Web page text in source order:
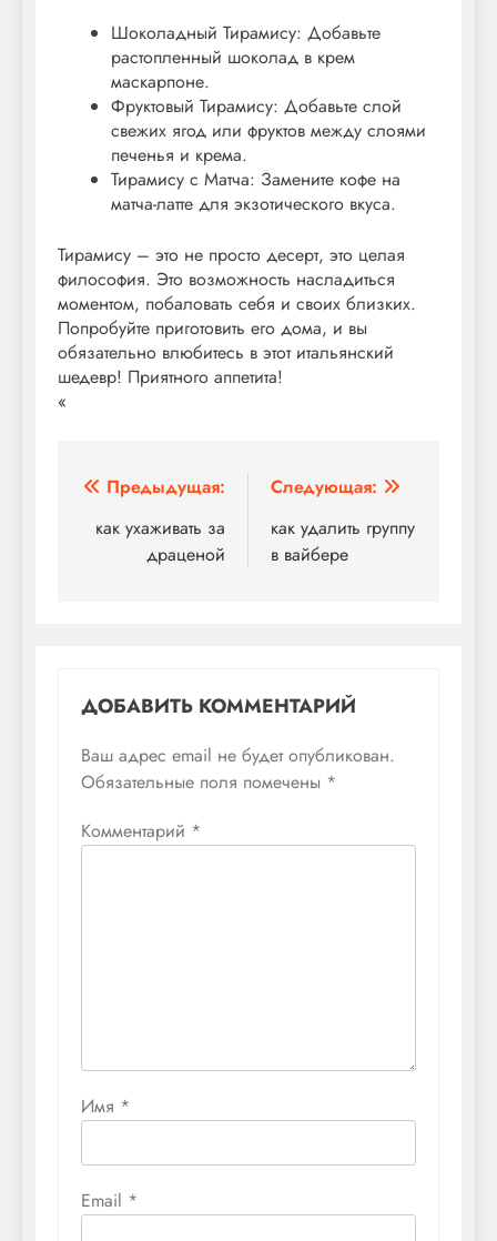
Шоколадный Тирамису: Добавьте
растопленный шоколад в крем
маскарпоне.
Фруктовый Тирамису: Добавьте слой
свежих ягод или фруктов между слоями
печенья и крема.
Тирамису с Матча: Замените кофе на
матча-латте для экзотического вкуса.
Тирамису – это не просто десерт, это целая
философия. Это возможность насладиться
моментом, побаловать себя и своих близких.
Попробуйте приготовить его дома, и вы
обязательно влюбитесь в этот итальянский
шедевр! Приятного аппетита!
«
Навигация
по
записям
Предыдущая:
как ухаживать за
драценой
Следующая:
как удалить группу
в вайбере
ДОБАВИТЬ КОММЕНТАРИЙ
Ваш адрес email не будет опубликован.
Обязательные поля помечены *
Комментарий *
Имя *
Email *